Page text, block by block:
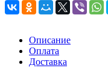
Описание
Оплата
Доставка